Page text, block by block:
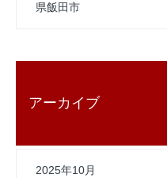
県飯田市
アーカイブ
2025年10月